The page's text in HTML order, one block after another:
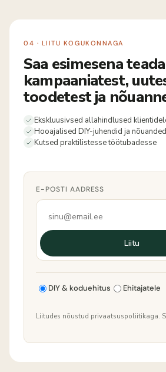
04 · LIITU KOGUKONNAGA
Saa esimesena teada
kampaaniatest,
toodetest ja
Ekskluusivsed allahindlused
Hooajalised DIY-juhendid ja nõuanded
Kutsed praktilistesse töötubadesse
E-POSTI AADRESS
Liitu
DIY & koduehitus Ehitajatele
Liitudes nõustud privaatsuspoliitikaga.